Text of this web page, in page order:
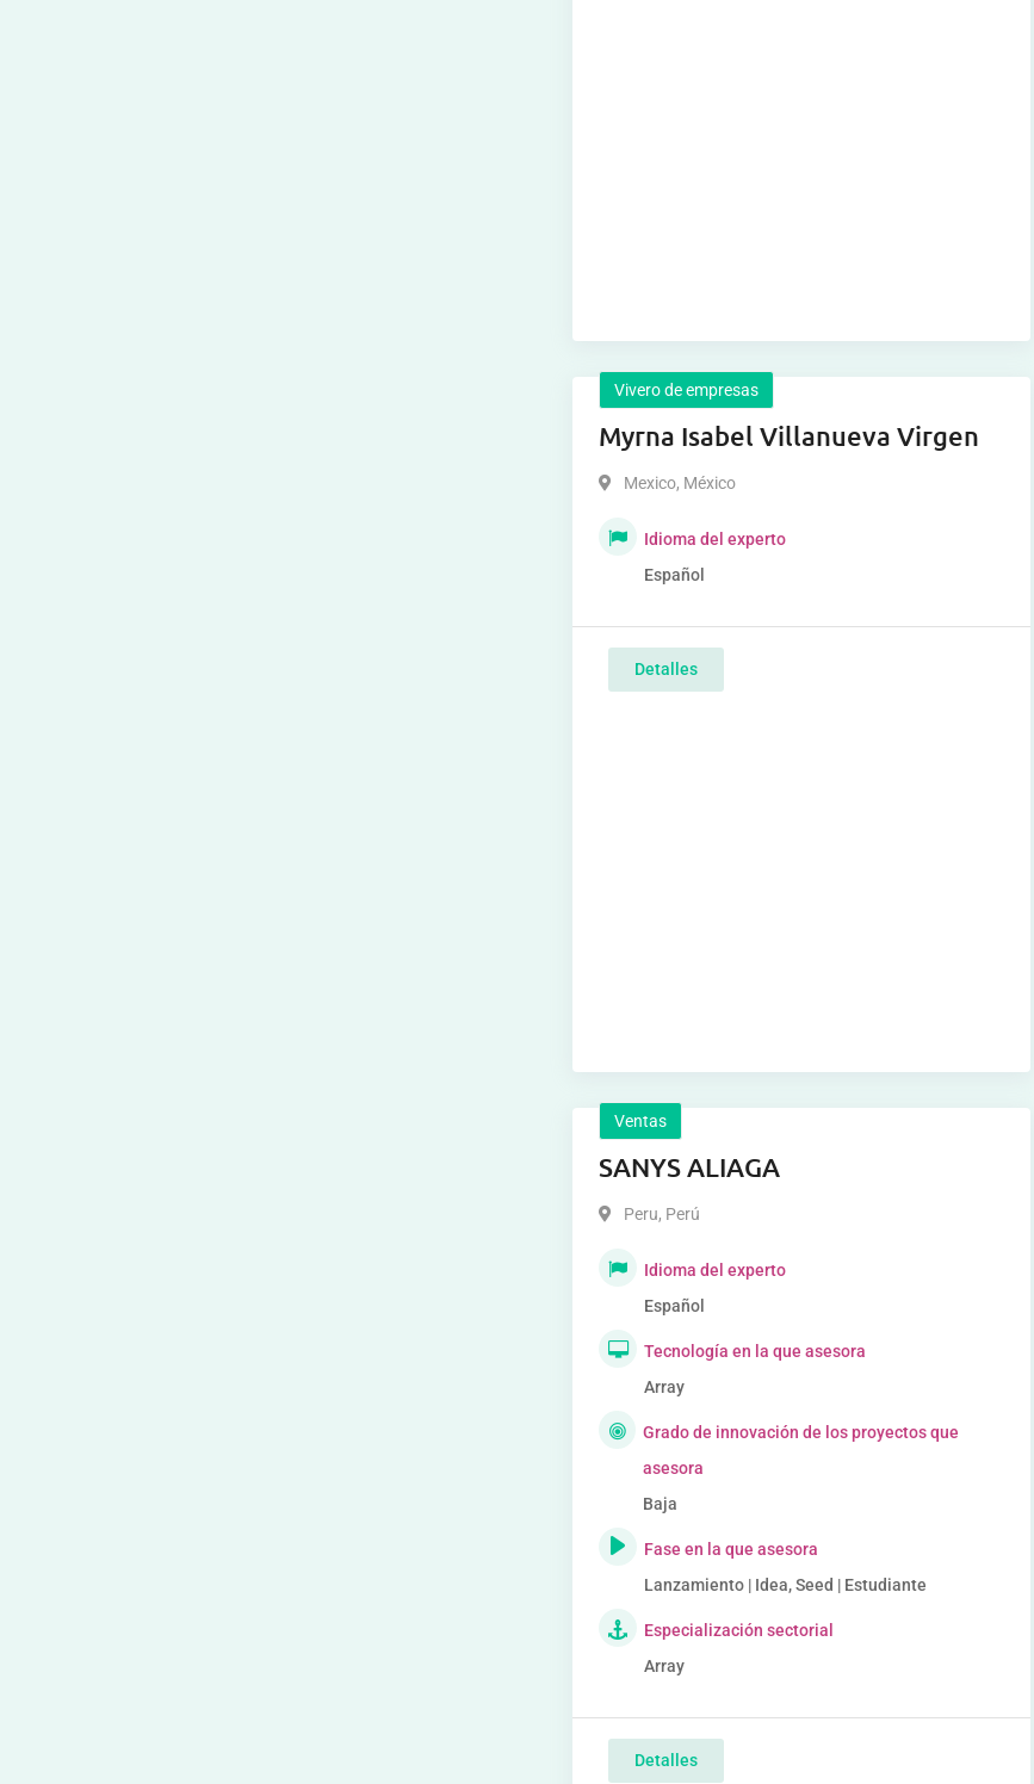
Vivero de empresas
Myrna Isabel Villanueva Virgen
Mexico, México
Idioma del experto
Español
Detalles
Ventas
SANYS ALIAGA
Peru, Perú
Idioma del experto
Español
Tecnología en la que asesora
Array
Grado de innovación de los proyectos que
asesora
Baja
Fase en la que asesora
Lanzamiento | Idea, Seed | Estudiante
Especialización sectorial
Array
Detalles